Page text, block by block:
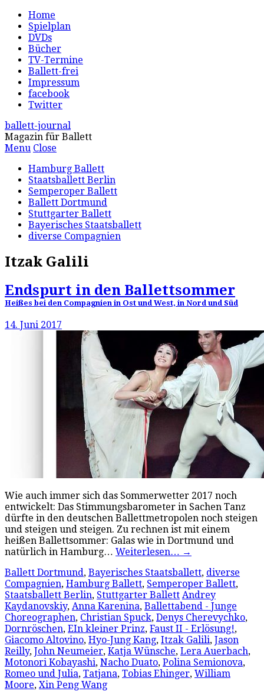
Home
Spielplan
DVDs
Bücher
TV-Termine
Ballett-frei
Impressum
facebook
Twitter
ballett-journal
Magazin für Ballett
Menu Close
Hamburg Ballett
Staatsballett Berlin
Semperoper Ballett
Ballett Dortmund
Stuttgarter Ballett
Bayerisches Staatsballett
diverse Compagnien
Itzak Galili
Endspurt in den Ballettsommer
Heißes bei den Compagnien in Ost und West, in Nord und Süd
14. Juni 2017
Wie auch immer sich das Sommerwetter 2017 noch
entwickelt: Das Stimmungsbarometer in Sachen Tanz
dürfte in den deutschen Ballettmetropolen noch steigen
und steigen und steigen. Zu rechnen ist mit einem
heißen Ballettsommer: Galas wie in Dortmund und
natürlich in Hamburg… Weiterlesen… →
Ballett Dortmund, Bayerisches Staatsballett, diverse
Compagnien, Hamburg Ballett, Semperoper Ballett,
Staatsballett Berlin, Stuttgarter Ballett Andrey
Kaydanovskiy, Anna Karenina, Ballettabend - Junge
Choreographen, Christian Spuck, Denys Cherevychko,
Dornröschen, EIn kleiner Prinz, Faust II - Erlösung!,
Giacomo Altovino, Hyo-Jung Kang, Itzak Galili, Jason
Reilly, John Neumeier, Katja Wünsche, Lera Auerbach,
Motonori Kobayashi, Nacho Duato, Polina Semionova,
Romeo und Julia, Tatjana, Tobias Ehinger, William
Moore, Xin Peng Wang